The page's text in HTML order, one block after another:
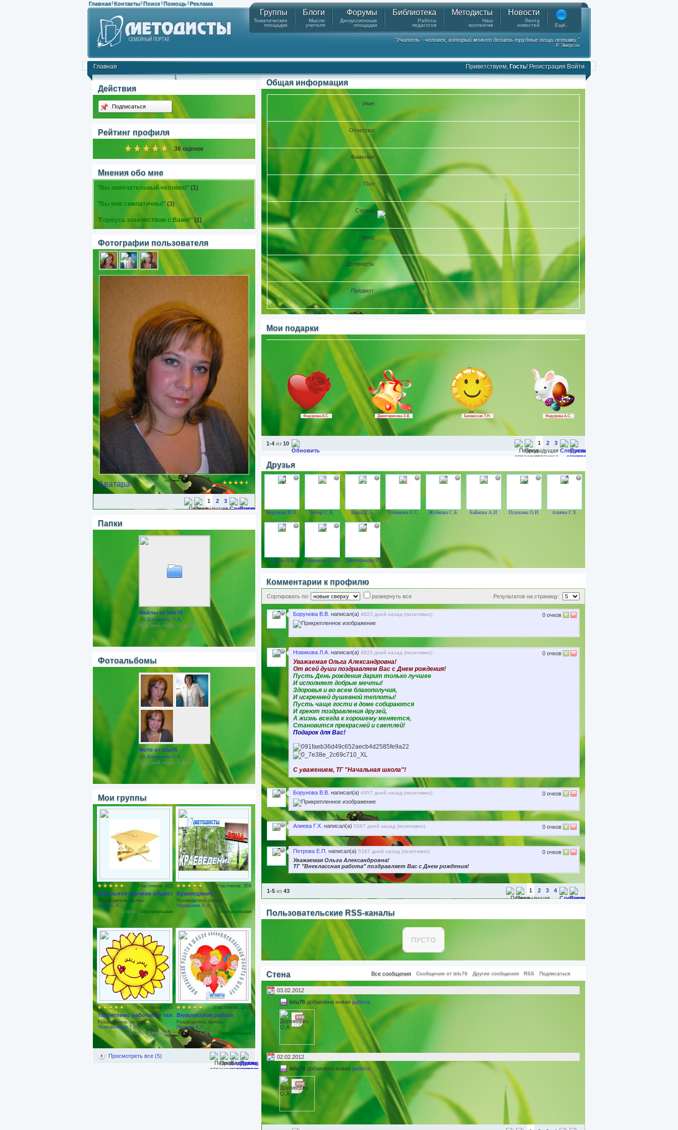
Главная | Контакты | Поиск | Помощь | Реклама
Группы
Тематические
площадки
Блоги
Мысли
учителя
Форумы
Дискуссионные
площадки
Библиотека
Работы
педагогов
Методисты
Наш
коллектив
Новости
Лента
новостей
Ещё..
"Учитель - человек, который может делать трудные вещи легкими."
Р. Эмерсон
Главная Приветствуем, Гость! Регистрация Войти
1
Действия
Подписаться
Рейтинг профиля
36 оценок
Мнения обо мне
" Вы замечательный человек!" (1)
"Вы мне симпатичны!"(3)
"Горжусь знакомством с Вами!" (1)
Фотографии пользователя
Аватара
1 2 3
Папки
Файлы от lelu76
От Дорожевец О.А.
5922 дней назад, 13 файлы
Фотоальбомы
Фото от lelu76
От Дорожевец О.А.
5725 дней назад, 3 фото
Мои группы
Участников: 423
Школьное научное общество
Руководитель группы:
Борщ Е.А.
Статус: Официальная
Участников: 559
Краеведение
Руководитель группы:
Черкашина Л.И.
Статус:Официальная
Участников: 172
талантливо работаем - талантливо отдыхаем
Руководитель группы:
Shamanskaya T.B.
Статус:Авторская
Участников: 1829
Внеклассная работа
Руководитель группы:
Петрова Е.П.
Статус: Официальная
Просмотреть все (5)
Общая информация
Имя: Ольга
Отчество: Александровна
Фамилия: Дорожевец
Пол: Женщина
Страна: Россия
Город: Губаха
Должность: Учитель
Предмет: Начальная школа
Мои подарки
Федорова А.С. Девятерикова З.В. Биневская Т.Н. Федорова А.С.
1-4 из 10 1 2 3
Друзья
Борунова В.В. Бибер С.В. Борщ Е.А. Чуманова Е.С. Жуйкова С.Б. Байнова А.И. Пушкина О.И. Алиева Г.Х.
Турова Н.В. Атаманова Ю.Ю. Девятерикова З.В.
Комментарии к профилю
Сортировать по: развернуть все Результатов на страницу:
Борунова В.В. написал(а) 4823 дней назад (позитивно) 0 очков
Новикова Л.А. написал(а) 4823 дней назад (позитивно)
Уважаемая Ольга Александровна!
От всей души поздравляем Вас с Днем рождения!
Пусть День рождения дарит только лучшее
И исполняет добрые мечты!
Здоровья и во всем благополучия,
И искренней душевной теплоты!
Пусть чаще гости в доме собираются
И греют поздравления друзей,
А жизнь всегда к хорошему меняется,
Становится прекрасней и светлей!
Подарок для Вас!
С уважением, ТГ "Начальная школа"!
0 очков
Борунова В.В. написал(а) 4957 дней назад (позитивно) 0 очков
Алиева Г.Х. написал(а) 5087 дней назад (позитивно) 0 очков
Петрова Е.П. написал(а) 5187 дней назад (позитивно)
Уважаемая Ольга Александровна!
ТГ "Внеклассная работа" поздравляет Вас с Днем рождения!
0 очков
1-5 из 43 1 2 3 4
Пользовательские RSS-каналы
ПУСТО
Стена Все сообщения Сообщение от lelu76 Другие сообщения RSS Подписаться
03.02.2012
lelu76 добавлена новая работа
02.02.2012
lelu76 добавлена новая работа